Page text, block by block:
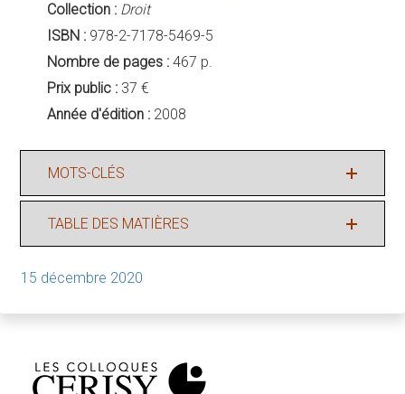
Collection : Droit
ISBN : 978-2-7178-5469-5
Nombre de pages : 467 p.
Prix public : 37 €
Année d'édition : 2008
MOTS-CLÉS
TABLE DES MATIÈRES
15 décembre 2020